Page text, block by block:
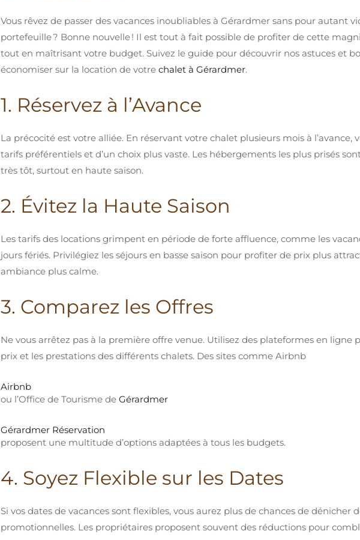
Vous rêvez de passer des vacances inoubliables à Gérardmer sans pour autant
portefeuille ? Bonne nouvelle ! Il est tout à fait possible de profiter de cette
tout en maîtrisant votre budget. Suivez le guide pour découvrir nos astuces et
économiser sur la location de votre chalet à Gérardmer.
1. Réservez à l’Avance
La précocité est votre alliée. En réservant votre chalet plusieurs mois à l’avance,
tarifs préférentiels et d’un choix plus vaste. Les hébergements les plus prisés
très tôt, surtout en haute saison.
2. Évitez la Haute Saison
Les tarifs des locations grimpent en période de forte affluence, comme les
jours fériés. Privilégiez les séjours en basse saison pour profiter de prix plus
ambiance plus calme.
3. Comparez les Offres
Ne vous arrêtez pas à la première offre venue. Utilisez des plateformes en ligne
prix et les prestations des différents chalets. Des sites comme Airbnb
Airbnb
ou l’Office de Tourisme de Gérardmer
Gérardmer Réservation
proposent une multitude d’options adaptées à tous les budgets.
4. Soyez Flexible sur les Dates
Si vos dates de vacances sont flexibles, vous aurez plus de chances de dénicher
promotionnelles. Les propriétaires proposent souvent des réductions pour